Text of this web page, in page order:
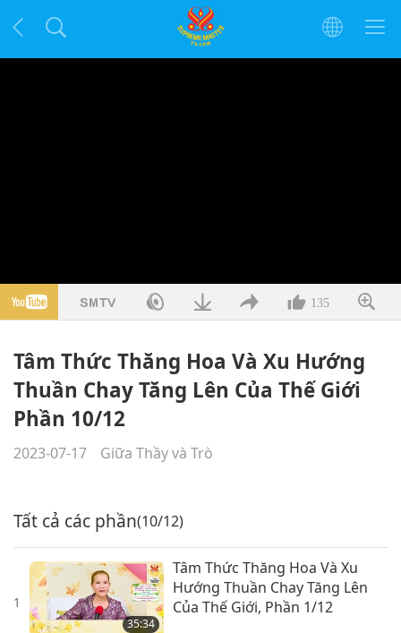
135
Tâm Thức Thăng Hoa Và Xu Hướng
Thuần Chay Tăng Lên Của Thế Giới
Phần 10/12
2023-07-17 Giữa Thầy và Trò
Tất cả các phần(10/12)
1
35:34
Tâm Thức Thăng Hoa Và Xu
Hướng Thuần Chay Tăng Lên
Của Thế Giới, Phần 1/12